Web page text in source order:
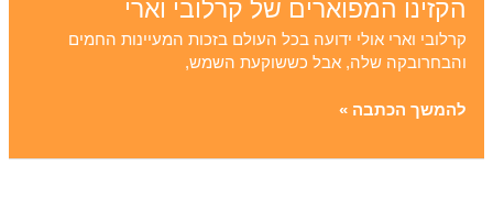
הקזינו המפוארים של קרלובי וארי
קרלובי וארי אולי ידועה בכל העולם בזכות המעיינות החמים
והבחרובקה שלה, אבל כששוקעת השמש,
כמו
של
להמשך הכתבה »